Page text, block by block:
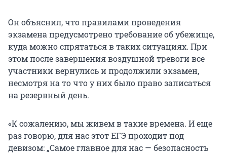
Он объяснил, что правилами проведения
экзамена предусмотрено требование об убежище,
куда можно спрятаться в таких ситуациях. При
этом после завершения воздушной тревоги все
участники вернулись и продолжили экзамен,
несмотря на то что у них было право записаться
на резервный день.
«К сожалению, мы живем в такие времена. И еще
раз говорю, для нас этот ЕГЭ проходит под
девизом: „Самое главное для нас — безопасность